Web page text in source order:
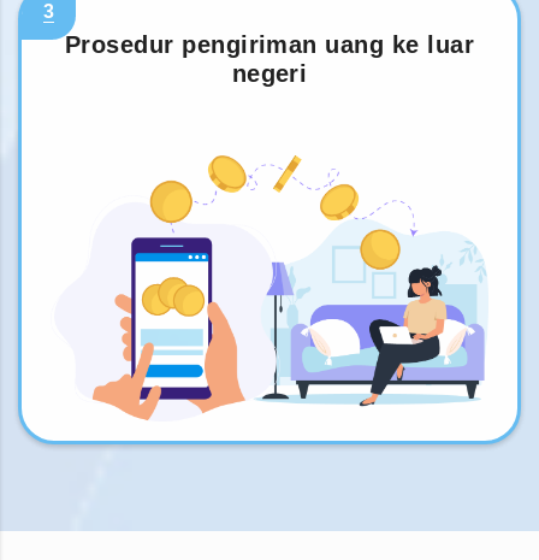
3
Prosedur pengiriman uang ke luar
negeri